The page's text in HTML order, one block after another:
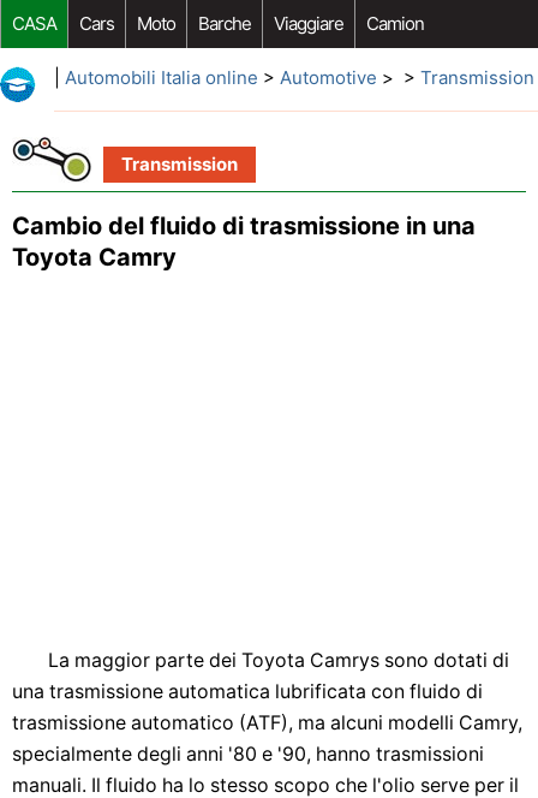
CASA Cars Moto Barche Viaggiare Camion
Riparazione Auto Acquisto Auto Car Opzioni Aftermarket
Automobili Italia online > Automotive > > Transmission
Transmission
Cambio del fluido di trasmissione in una
Toyota Camry
La maggior parte dei Toyota Camrys sono dotati di
una trasmissione automatica lubrificata con fluido di
trasmissione automatico (ATF), ma alcuni modelli Camry,
specialmente degli anni '80 e '90, hanno trasmissioni
manuali. Il fluido ha lo stesso scopo che l'olio serve per il